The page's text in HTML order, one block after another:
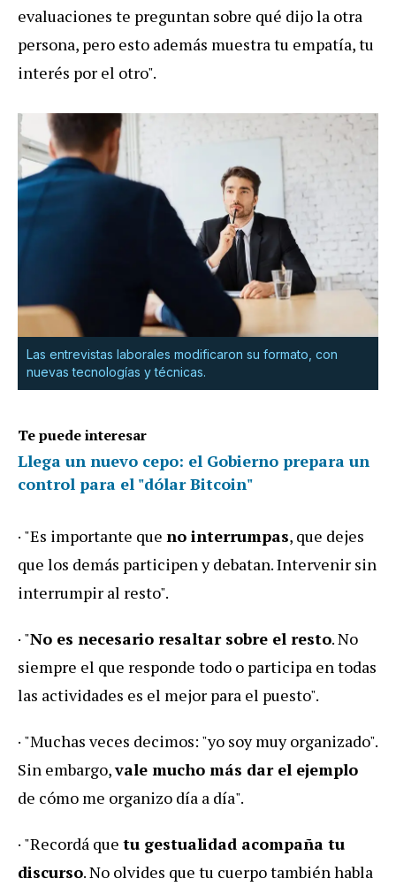
evaluaciones te preguntan sobre qué dijo la otra
persona, pero esto además muestra tu empatía, tu
interés por el otro".
Las entrevistas laborales modificaron su formato, con
nuevas tecnologías y técnicas.
Te puede interesar
Llega un nuevo cepo: el Gobierno prepara un
control para el "dólar Bitcoin"
· "Es importante que no interrumpas, que dejes
que los demás participen y debatan. Intervenir sin
interrumpir al resto".
· "No es necesario resaltar sobre el resto. No
siempre el que responde todo o participa en todas
las actividades es el mejor para el puesto".
· "Muchas veces decimos: "yo soy muy organizado".
Sin embargo,vale mucho más dar el ejemplo
de cómo me organizo día a día".
· "Recordá que tu gestualidad acompaña tu
discurso. No olvides que tu cuerpo también habla